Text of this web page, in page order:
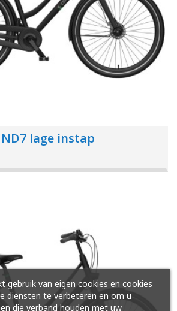
lage instap
gebruik van eigen cookies en cookies
diensten te verbeteren en om u
die verband houden met uw